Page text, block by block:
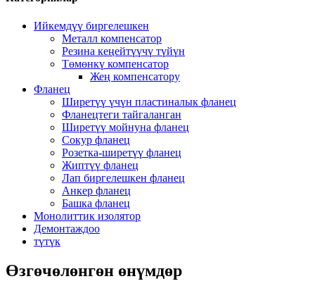
Ийкемдүү биргелешкен
Металл компенсатор
Резина кеңейтүүчү түйүн
Төмөнкү компенсатор
Жең компенсатору
Фланец
Ширетүү үчүн пластиналык фланец
Фланецтеги тайгаланган
Ширетүү мойнуна фланец
Сокур фланец
Розетка-ширетүү фланец
Жиптүү фланец
Лап биргелешкен фланец
Анкер фланец
Башка фланец
Монолиттик изолятор
Демонтаждоо
түтүк
Өзгөчөлөнгөн өнүмдөр